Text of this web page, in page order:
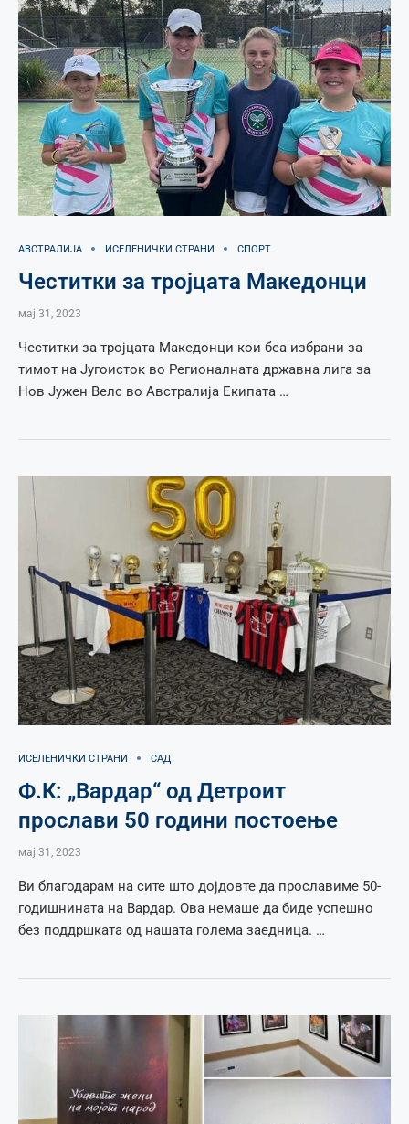
АВСТРАЛИЈА ИСЕЛЕНИЧКИ СТРАНИ СПОРТ
Честитки за тројцата Македонци
мај 31, 2023
Честитки за тројцата Македонци кои беа избрани за
тимот на Југоисток во Регионалната државна лига за
Нов Јужен Велс во Австралија Екипата …
ИСЕЛЕНИЧКИ СТРАНИ САД
Ф.К: „Вардар“ од Детроит
прослави 50 години постоење
мај 31, 2023
Ви благодарам на сите што дојдовте да прославиме 50-
годишнината на Вардар. Ова немаше да биде успешно
без поддршката од нашата голема заедница. …